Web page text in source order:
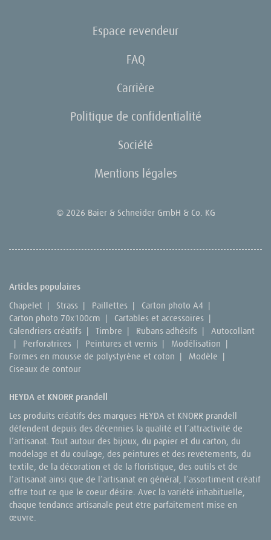
Espace revendeur
FAQ
Carrière
Politique de confidentialité
Société
Mentions légales
© 2026 Baier & Schneider GmbH & Co. KG
Articles populaires
Chapelet | Strass | Paillettes | Carton photo A4 |
Carton photo 70x100cm | Cartables et accessoires |
Calendriers créatifs | Timbre | Rubans adhésifs |
Autocollant
|
Perforatrices | Peintures et vernis | Modélisation |
Formes en mousse de polystyrène et coton | Modèle |
Ciseaux de contour
HEYDA et KNORR prandell
Les produits créatifs des marques HEYDA et KNORR prandell
défendent depuis des décennies la qualité et l’attractivité de
l’artisanat. Tout autour des bijoux, du papier et du carton, du
modelage et du coulage, des peintures et des revêtements, du
textile, de la décoration et de la floristique, des outils et de
l’artisanat ainsi que de l’artisanat en général, l’assortiment créatif
offre tout ce que le coeur désire. Avec la variété inhabituelle,
chaque tendance artisanale peut être parfaitement mise en
œuvre.